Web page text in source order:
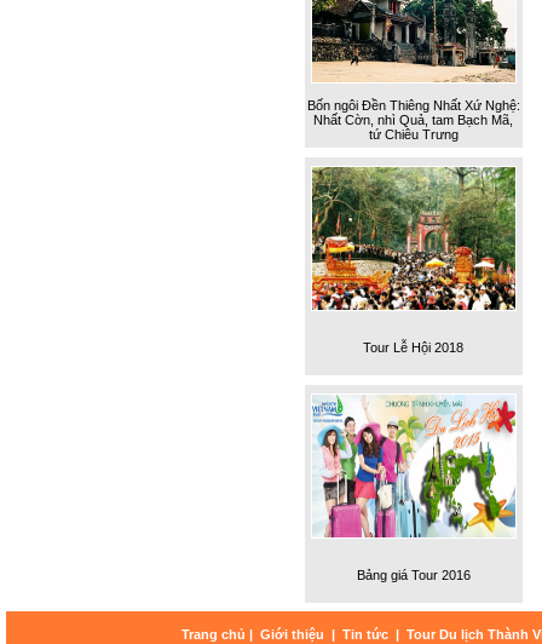
Bốn ngôi Đền Thiêng Nhất Xứ Nghệ:
Nhất Cờn, nhì Quả, tam Bạch Mã,
tứ Chiêu Trưng
Tour Lễ Hội 2018
Bảng giá Tour 2016
Trang chủ | Giới thiệu | Tin tức | Tour Du lịch Thành